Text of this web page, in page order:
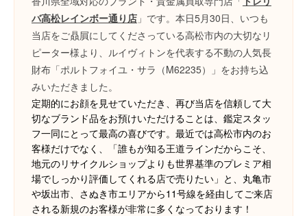
バ高松レインボー通り店 」です。本日5月30日、いつも
当店をご贔屓にしてくださっている高松市内の大切なリ
ピーター様より、ルイヴィトンを代表する不動の人気長
財布「ポルトフォイユ・サラ（M62235）」をお持ち込
みいただきました。
定期的にお顔を見せていただき、再び当店を信頼して大
切なブランド品をお預けいただけることは、鑑定スタッ
フ一同にとって最高の喜びです。最近では高松市内のお
客様だけでなく、「誰もが知る王道ラインだからこそ、
地元のリサイクルショップよりも世界基準のプレミア相
場でしっかり評価してくれる店で売りたい」と、丸亀市
や坂出市、さぬき市エリアから11号線を経由してご来店
される新規のお客様が非常に多くなっております！